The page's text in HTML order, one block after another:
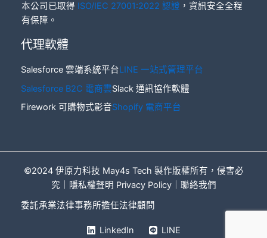
本公司已取得 ISO/IEC 27001:2022 認證 ，資訊安全全程
有保障。
代理軟體
Salesforce 雲端系統平台LINE 一站式管理平台
Salesforce B2C 電商雲Slack 通訊協作軟體
Firework 可購物式影音Shopify 電商平台
©2024 伊原力科技 May4s Tech 製作版權所有，侵害必
究｜
隱私權聲明 Privacy Policy｜ 聯絡我們
委託承業法律事務所擔任法律顧問
LinkedIn LINE